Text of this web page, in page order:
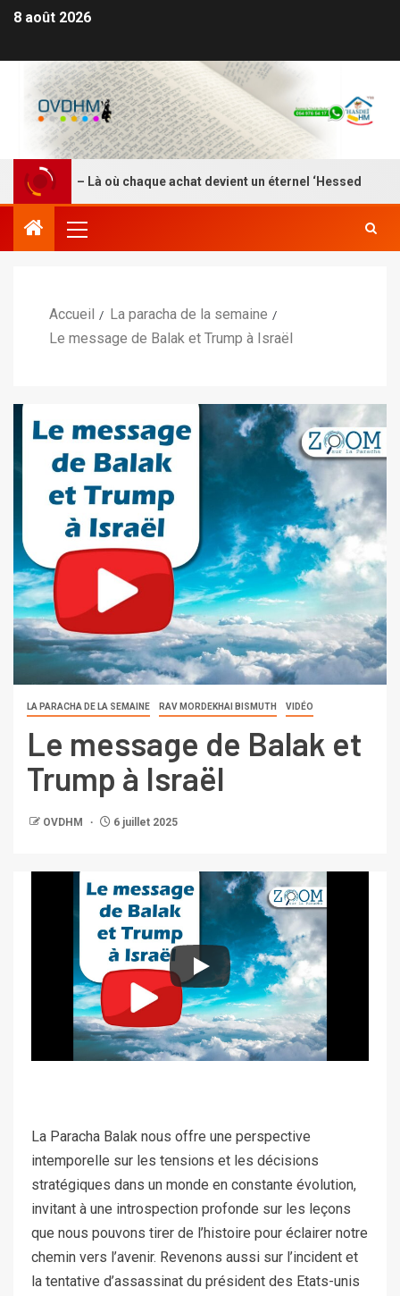
8 août 2026
HM – Là où chaque achat devient un éternel ‘Hessed
Accueil
La paracha de la semaine
Le message de Balak et Trump à Israël
LA PARACHA DE LA SEMAINE RAV MORDEKHAI BISMUTH VIDÉO
Le message de Balak et
Trump à Israël
OVDHM 6 juillet 2025
La Paracha Balak nous offre une perspective
intemporelle sur les tensions et les décisions
stratégiques dans un monde en constante évolution,
invitant à une introspection profonde sur les leçons
que nous pouvons tirer de l’histoire pour éclairer notre
chemin vers l’avenir. Revenons aussi sur l’incident et
la tentative d’assassinat du président des Etats-unis